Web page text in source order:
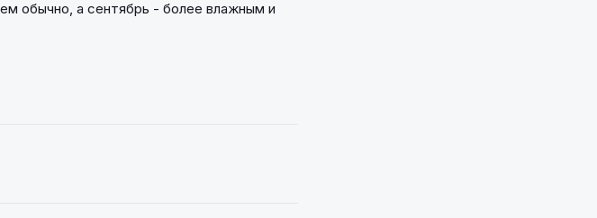
обычно, а сентябрь - более влажным и